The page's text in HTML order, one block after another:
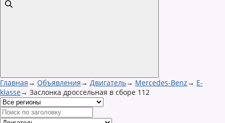
Главная→ Объявления→ Двигатель→ Mercedes-Benz→ E-
klasse→ Заслонка дроссельная в сборе 112